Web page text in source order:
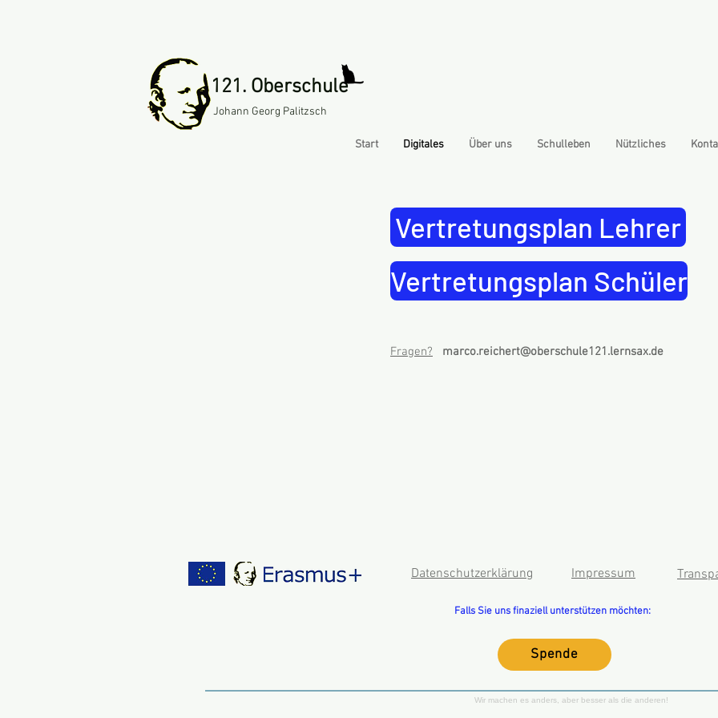
121. Oberschule
Johann Georg Palitzsch
Start Digitales Über uns Schulleben Nützliches
Vertretungsplan Lehrer
Vertretungsplan Schüler
Fragen? marco.reichert@oberschule121.lernsax.de
Datenschutzerklärung Impressum
Falls Sie uns finaziell unterstützen möchten:
Spende
Wir machen es anders, aber besser als die anderen!